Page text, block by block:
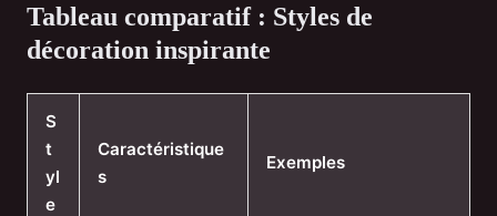
Tableau comparatif : Styles de
décoration inspirante
S
t
yl
e
Caractéristique
s
Exemples